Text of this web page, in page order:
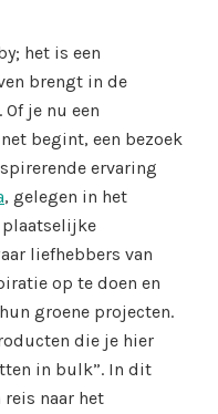
het is een
brengt in de
je nu een
begint, een bezoek
ervaring
, gelegen in het
liefhebbers van
op te doen en
groene projecten.
die je hier
in bulk”. In dit
naar het